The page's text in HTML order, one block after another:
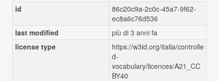
id
86c20c9a-2c0c-45a7-9f62-
ec8a6c76d536
last modified
più di 3 anni fa
license type
https://w3id.org/italia/controlle
d-
vocabulary/licences/A21_CC
BY40